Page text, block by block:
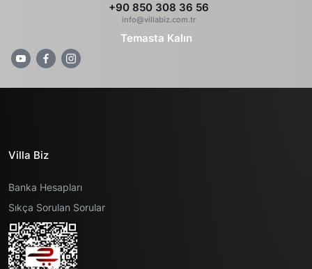
+90 850 308 36 56
info@villabiz.com.tr
Temasta Kalın
Villa Biz
Banka Hesapları
Sıkça Sorulan Sorular